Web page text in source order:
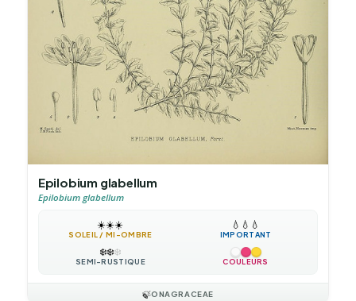
Epilobium glabellum
Epilobium glabellum
☀️☀️☀️
SOLEIL / MI-OMBRE
💧 💧 💧
IMPORTANT
❄️❄️❄️
SEMI-RUSTIQUE COULEURS
🍃ONAGRACEAE